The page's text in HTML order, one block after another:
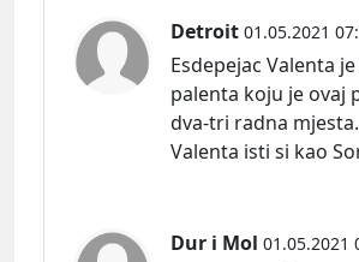
Detroit 01.05.2021
Esdepejac Valenta
palenta koju je ovaj
dva-tri radna
Valenta isti si kao
Dur i Mol 01.05.2021